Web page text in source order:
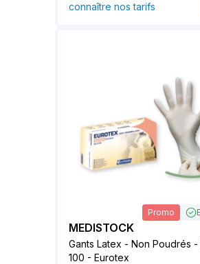
connaître nos tarifs
Promo
MEDISTOCK
Gants Latex - Non Poudrés
100 - Eurotex